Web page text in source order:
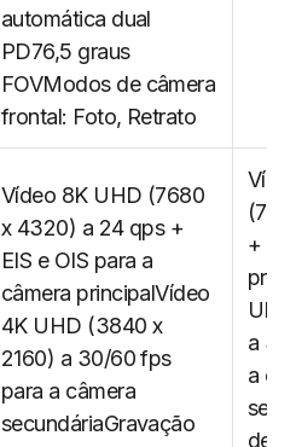
automática dual
PD76,5 graus
FOVModos de câmera
frontal: Foto, Retrato
Vídeo 8K UHD (7680
x 4320) a 24 qps +
EIS e OIS para a
câmera principalVídeo
4K UHD (3840 x
2160) a 30/60 fps
para a câmera
secundáriaGravação
+
a
a
de